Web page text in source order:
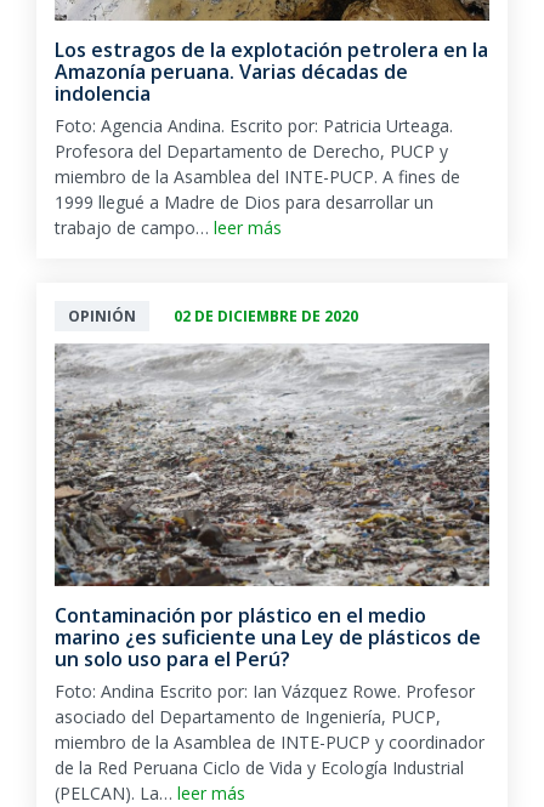
Los estragos de la explotación petrolera en la
Amazonía peruana. Varias décadas de
indolencia
Foto: Agencia Andina. Escrito por: Patricia Urteaga.
Profesora del Departamento de Derecho, PUCP y
miembro de la Asamblea del INTE-PUCP. A fines de
1999 llegué a Madre de Dios para desarrollar un
trabajo de campo… leer más
OPINIÓN 02 DE DICIEMBRE DE 2020
Contaminación por plástico en el medio
marino ¿es suficiente una Ley de plásticos de
un solo uso para el Perú?
Foto: Andina Escrito por: Ian Vázquez Rowe. Profesor
asociado del Departamento de Ingeniería, PUCP,
miembro de la Asamblea de INTE-PUCP y coordinador
de la Red Peruana Ciclo de Vida y Ecología Industrial
(PELCAN). La… leer más